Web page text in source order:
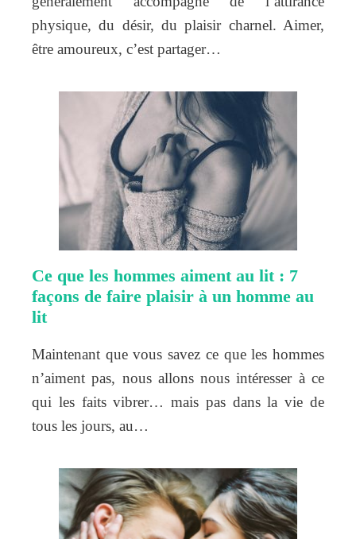
physique, du désir, du plaisir charnel. Aimer,
être amoureux, c’est partager…
Ce que les hommes aiment au lit : 7
façons de faire plaisir à un homme au
lit
Maintenant que vous savez ce que les hommes
n’aiment pas, nous allons nous intéresser à ce
qui les faits vibrer… mais pas dans la vie de
tous les jours, au…